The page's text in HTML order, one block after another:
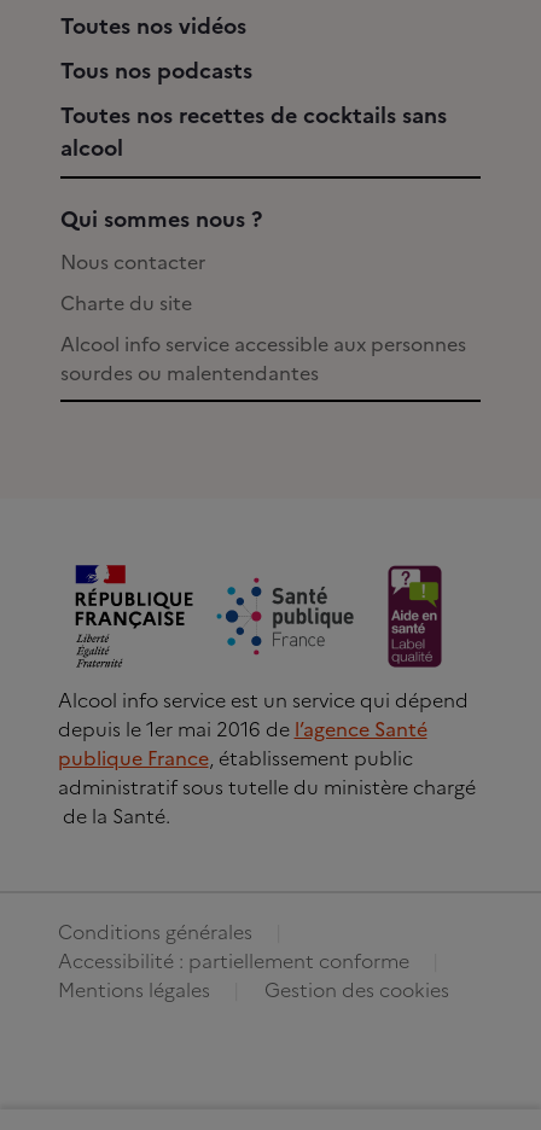
Toutes nos vidéos
Tous nos podcasts
Toutes nos recettes de cocktails sans
alcool
Qui sommes nous ?
Nous contacter
Charte du site
Alcool info service accessible aux personnes
sourdes ou malentendantes
Alcool info service est un service qui dépend
depuis le 1er mai 2016 de l’agence Santé
publique France, établissement public
administratif sous tutelle du ministère chargé
de la Santé.
Conditions générales
Accessibilité : partiellement conforme
Mentions légales
Gestion des cookies